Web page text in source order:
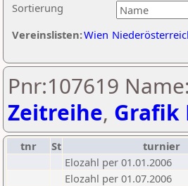
Sortierung
Vereinslisten:Wien
Pnr:107619
Zeitreihe, Grafik
tnr St turnier
Elozahl per 01.01.2006
Elozahl per 01.07.2006